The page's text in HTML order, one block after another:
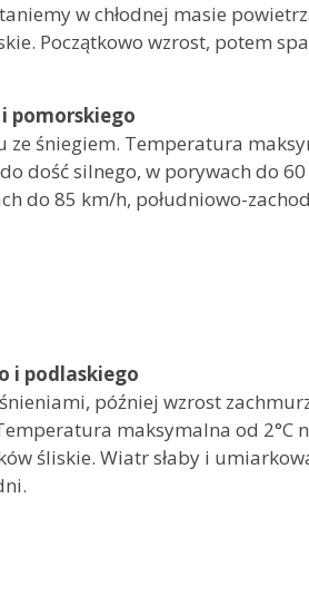
w chłodnej masie
Początkowo wzrost, potem
pomorskiego
ze śniegiem. Temperatura
dość silnego, w porywach do
do 85 km/h, południowo-
i podlaskiego
później wzrost
maksymalna od 2°C
śliskie. Wiatr słaby i